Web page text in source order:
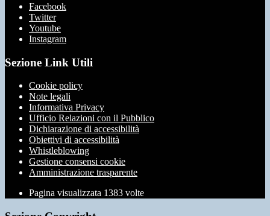
Facebook
Twitter
Youtube
Instagram
Sezione Link Utili
Cookie policy
Note legali
Informativa Privacy
Ufficio Relazioni con il Pubblico
Dichiarazione di accessibilità
Obiettivi di accessibilità
Whistleblowing
Gestione consensi cookie
Amministrazione trasparente
Pagina visualizzata 1383 volte